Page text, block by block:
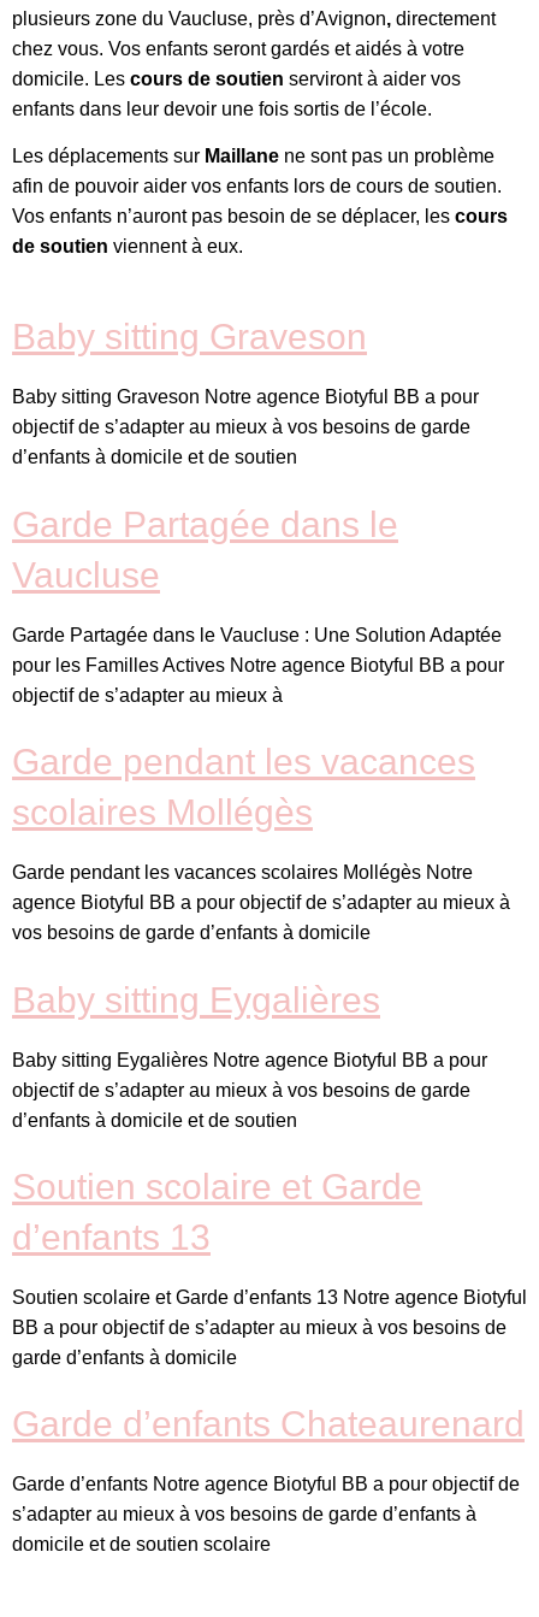
plusieurs zone du Vaucluse, près d’Avignon, directement
chez vous. Vos enfants seront gardés et aidés à votre
domicile. Les cours de soutien serviront à aider vos
enfants dans leur devoir une fois sortis de l’école.
Les déplacements sur Maillane ne sont pas un problème
afin de pouvoir aider vos enfants lors de cours de soutien.
Vos enfants n’auront pas besoin de se déplacer, les cours
de soutien viennent à eux.
Baby sitting Graveson
Baby sitting Graveson Notre agence Biotyful BB a pour
objectif de s’adapter au mieux à vos besoins de garde
d’enfants à domicile et de soutien
Garde Partagée dans le
Vaucluse
Garde Partagée dans le Vaucluse : Une Solution Adaptée
pour les Familles Actives Notre agence Biotyful BB a pour
objectif de s’adapter au mieux à
Garde pendant les vacances
scolaires Mollégès
Garde pendant les vacances scolaires Mollégès Notre
agence Biotyful BB a pour objectif de s’adapter au mieux à
vos besoins de garde d’enfants à domicile
Baby sitting Eygalières
Baby sitting Eygalières Notre agence Biotyful BB a pour
objectif de s’adapter au mieux à vos besoins de garde
d’enfants à domicile et de soutien
Soutien scolaire et Garde
d’enfants 13
Soutien scolaire et Garde d’enfants 13 Notre agence Biotyful
BB a pour objectif de s’adapter au mieux à vos besoins de
garde d’enfants à domicile
Garde d’enfants Chateaurenard
Garde d’enfants Notre agence Biotyful BB a pour objectif de
s’adapter au mieux à vos besoins de garde d’enfants à
domicile et de soutien scolaire